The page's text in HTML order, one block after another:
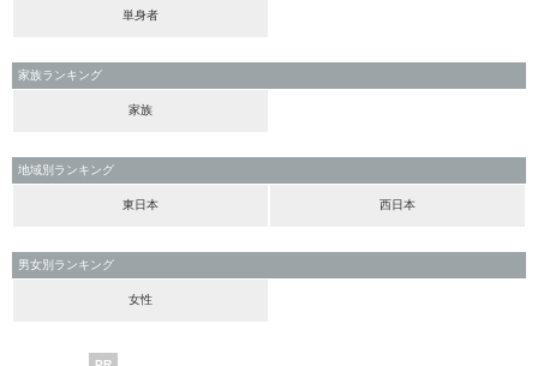
単身者
家族ランキング
家族
地域別ランキング
東日本 西日本
男女別ランキング
女性